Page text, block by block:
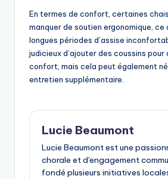
En termes de confort, certaines
manquer de soutien ergonomique, ce
longues périodes d’assise
judicieux d’ajouter des coussins pour
confort, mais cela peut également
entretien supplémentaire.
Lucie Beaumont
Lucie Beaumont est une
chorale et d'engagement
fondé plusieurs initiatives